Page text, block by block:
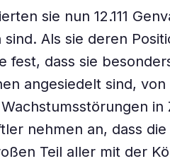
sie nun 12.111
Als sie deren
fest, dass sie
angesiedelt sind,
in
nehmen an, dass
Teil aller mit der